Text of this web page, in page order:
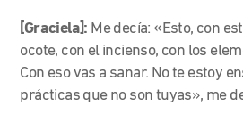
[Graciela]: Me decía: «Esto, con
ocote, con el incienso, con los
Con eso vas a sanar. No te estoy
prácticas que no son tuyas», me